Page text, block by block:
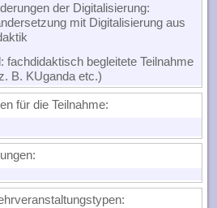
der Digitalisierung:
mit Digitalisierung aus
fachdidaktisch begleitete Teilnahme
B. KUganda etc.)
für die Teilnahme:
: